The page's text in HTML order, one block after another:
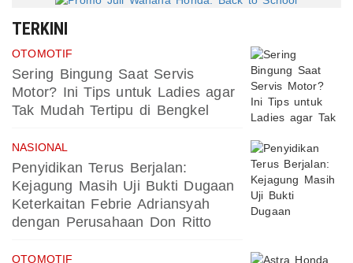
TERKINI
OTOMOTIF
Sering Bingung Saat Servis
Motor? Ini Tips untuk Ladies agar
Tak Mudah Tertipu di Bengkel
NASIONAL
Penyidikan Terus Berjalan:
Kejagung Masih Uji Bukti Dugaan
Keterkaitan Febrie Adriansyah
dengan Perusahaan Don Ritto
OTOMOTIF